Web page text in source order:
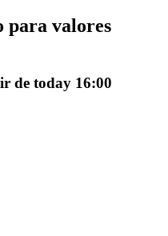
de copy trading
para valores
de today 16:00